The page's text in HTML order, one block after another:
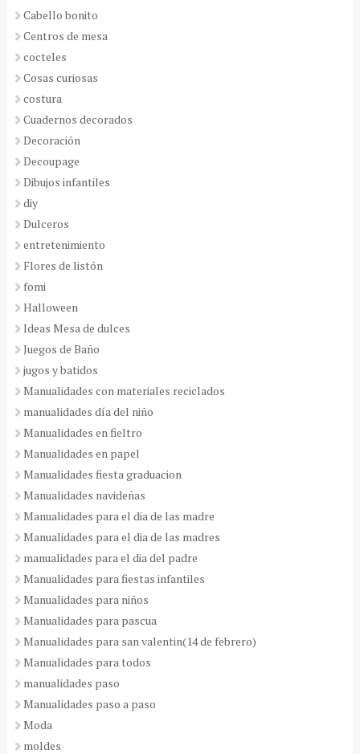
Cabello bonito
Centros de mesa
cocteles
Cosas curiosas
costura
Cuadernos decorados
Decoración
Decoupage
Dibujos infantiles
diy
Dulceros
entretenimiento
Flores de listón
fomi
Halloween
Ideas Mesa de dulces
Juegos de Baño
jugos y batidos
Manualidades con materiales reciclados
manualidades día del niño
Manualidades en fieltro
Manualidades en papel
Manualidades fiesta graduacion
Manualidades navideñas
Manualidades para el dia de las madre
Manualidades para el dia de las madres
manualidades para el dia del padre
Manualidades para fiestas infantiles
Manualidades para niños
Manualidades para pascua
Manualidades para san valentin(14 de febrero)
Manualidades para todos
manualidades paso
Manualidades paso a paso
Moda
moldes